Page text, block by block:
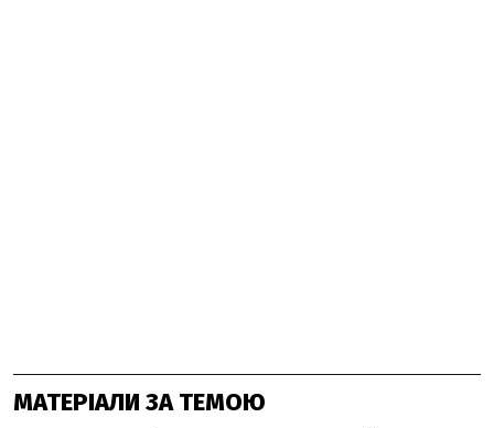
МАТЕРІАЛИ ЗА ТЕМОЮ